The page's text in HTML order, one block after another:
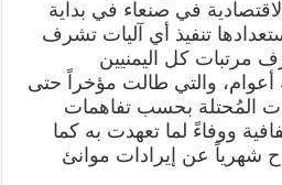
في صنعاء في بداية
تنفيذ أي آليات تشرف
مرتبات كل اليمنيين
أعوام، والتي طالت مؤخراً حتى
المُحتلة بحسب تفاهمات
ووفاءً لما تعهدت به كما
شهرياً عن إيرادات موانئ